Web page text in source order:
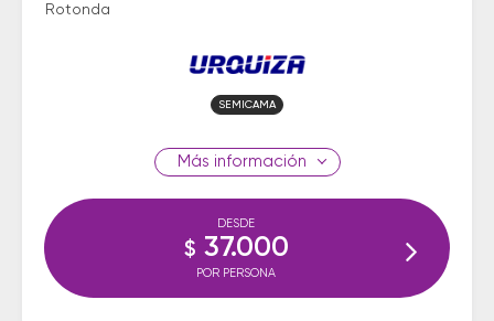
Rotonda
SEMICAMA
información
DESDE
$ 37.000
POR PERSONA